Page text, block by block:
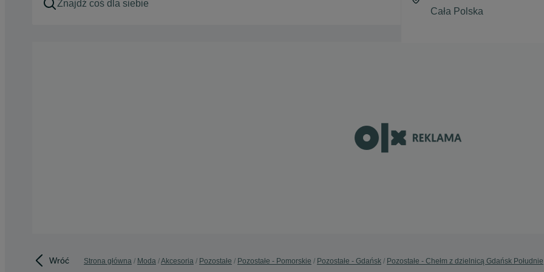
Wróć Strona główna Moda Akcesoria Pozostałe Pozostałe - Pomorskie Pozostałe - Gdańsk Pozostałe - Chełm z dzielnicą Gdańsk Południe